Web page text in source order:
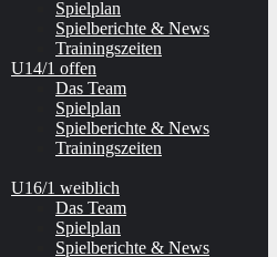
Spielplan
Spielberichte & News
Trainingszeiten
U14/1 offen
Das Team
Spielplan
Spielberichte & News
Trainingszeiten
U16/1 weiblich
Das Team
Spielplan
Spielberichte & News